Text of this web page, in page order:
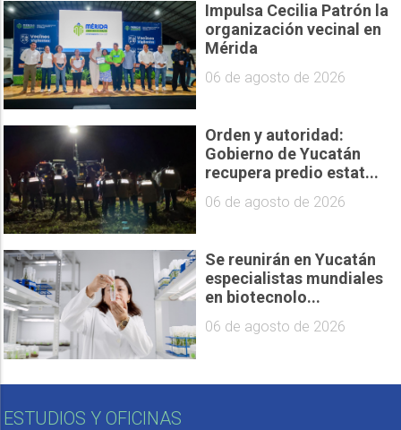
Impulsa Cecilia Patrón la
organización vecinal en
Mérida
06 de agosto de 2026
Orden y autoridad:
Gobierno de Yucatán
recupera predio estat...
06 de agosto de 2026
Se reunirán en Yucatán
especialistas mundiales
en biotecnolo...
06 de agosto de 2026
ESTUDIOS Y OFICINAS